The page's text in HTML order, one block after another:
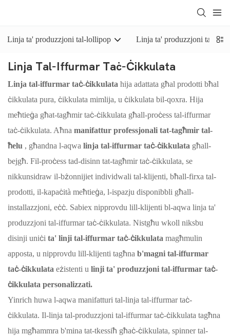
Linja ta' produzzjoni tal-lollipop Linja ta' produzzjoni ta' ħelu
Linja Tal-Iffurmar Taċ-Ċikkulata
Linja tal-iffurmar taċ-ċikkulata hija adattata għal prodotti bħal
ċikkulata pura, ċikkulata mimlija, u ċikkulata bil-qoxra. Hija
meħtieġa għat-tagħmir taċ-ċikkulata għall-proċess tal-iffurmar
taċ-ċikkulata. Aħna manifattur professjonali tat-tagħmir tal-
ħelu , għandna l-aqwa linja tal-iffurmar taċ-ċikkulata għall-
bejgħ. Fil-proċess tad-disinn tat-tagħmir taċ-ċikkulata, se
nikkunsidraw il-bżonnijiet individwali tal-klijenti, bħall-firxa tal-
prodotti, il-kapaċità meħtieġa, l-ispazju disponibbli għall-
installazzjoni, eċċ. Sabiex nipprovdu lill-klijenti bl-aqwa linja ta'
produzzjoni tal-iffurmar taċ-ċikkulata. Nistgħu wkoll niksbu
disinji uniċi ta' linji tal-iffurmar taċ-ċikkulata magħmulin
apposta, u nipprovdu lill-klijenti tagħna b'magni tal-iffurmar
taċ-ċikkulata eżistenti u linji ta' produzzjoni tal-iffurmar taċ-
ċikkulata personalizzati.
Yinrich huwa l-aqwa manifatturi tal-linja tal-iffurmar taċ-
ċikkulata. Il-linja tal-produzzjoni tal-iffurmar taċ-ċikkulata tagħna
hija mgħammra b'mina tat-tkessiħ għaċ-ċikkulata, spinner tal-